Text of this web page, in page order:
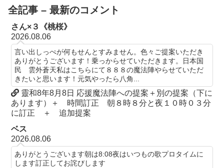
全記事 – 最新のコメント
さん×３《桃桜》
2026.08.06
言い出しっぺが何もせんとすみません。色々ご提案いただき
ありがとうございます！乗っからせていただきます。日本国
民 雲外蒼天私はこちらにて８８８の魔法陣やらせていただ
きたいと思います！元気やったら八角...
靈和8年8月8日 応援魔法陣への提案＋別の提案（下に
あります）＋ 時間訂正 朝８時８分と夜１０時０３分
に訂正 ＋ 追加提案
ベス
2026.08.06
ありがとうございます朝は8:08夜はいつもの歌プロタイムに
します訂正してお詫びします